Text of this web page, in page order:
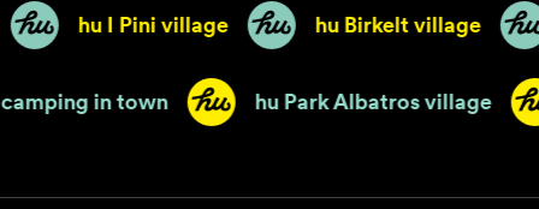
hu I Pini village hu Birkelt village
camping in town hu Park Albatros village